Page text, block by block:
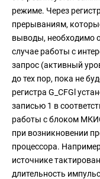
режиме. Через
прерываниям,
выводы, необходимо
случае работы с
запрос (активный
до тех пор, пока не
регистра G_CFGl
записью 1 в
работы с блоком
при возникновении
процессора.
источнике
длительность